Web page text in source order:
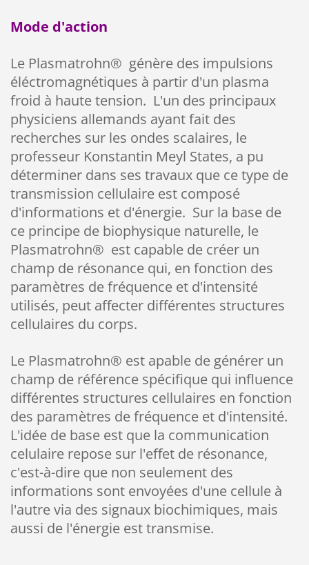
Mode d'action
Le Plasmatrohn® génère des impulsions
éléctromagnétiques à partir d'un plasma
froid à haute tension. L'un des principaux
physiciens allemands ayant fait des
recherches sur les ondes scalaires, le
professeur Konstantin Meyl States, a pu
déterminer dans ses travaux que ce type de
transmission cellulaire est composé
d'informations et d'énergie. Sur la base de
ce principe de biophysique naturelle, le
Plasmatrohn® est capable de créer un
champ de résonance qui, en fonction des
paramètres de fréquence et d'intensité
utilisés, peut affecter différentes structures
cellulaires du corps.
Le Plasmatrohn® est apable de générer un
champ de référence spécifique qui influence
différentes structures cellulaires en fonction
des paramètres de fréquence et d'intensité.
L'idée de base est que la communication
celulaire repose sur l'effet de résonance,
c'est-à-dire que non seulement des
informations sont envoyées d'une cellule à
l'autre via des signaux biochimiques, mais
aussi de l'énergie est transmise.